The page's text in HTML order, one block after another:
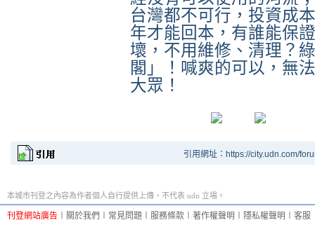
台灣都不可行，投資成
年才能回本，有誰能保
壞，不用維修、清理？
閣」！喊爽的可以，無
大眾！
引用網址：https://city.udn.com/
本城市刊登之內容為作者個人自行提供上傳，不代表 udn 立場。
刊登網站廣告 關於我們 常見問題 服務條款 著作權聲明 隱私權聲明 客服